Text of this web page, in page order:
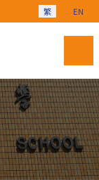
選擇你的語言
繁 EN